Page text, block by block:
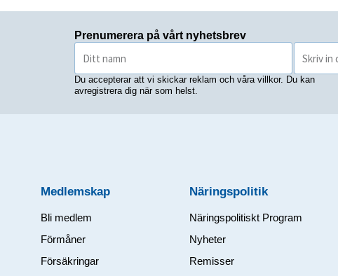
Prenumerera på vårt nyhetsbrev
Du accepterar att vi skickar reklam och våra villkor. Du kan
avregistrera dig när som helst.
Medlemskap
Bli medlem
Förmåner
Försäkringar
Näringspolitik
Näringspolitiskt Program
Nyheter
Remisser